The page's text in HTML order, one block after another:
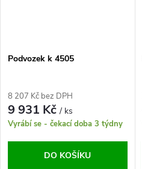
Podvozek k 4505
8 207 Kč bez DPH
9 931 Kč/ ks
Vyrábí se - čekací doba 3 týdny
DO KOŠÍKU